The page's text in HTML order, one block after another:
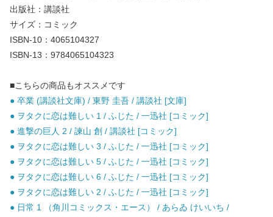
出版社：講談社
サイズ：コミック
ISBN-10：4065104327
ISBN-13：9784065104323
■こちらの商品もオススメです
● 卒業 (講談社文庫) / 東野 圭吾 / 講談社 [文庫]
● ヲタクに恋は難しい 1 / ふじた / 一迅社 [コミック]
● 進撃の巨人 2 / 諫山 創 / 講談社 [コミック]
● ヲタクに恋は難しい 3 / ふじた / 一迅社 [コミック]
● ヲタクに恋は難しい 5 / ふじた / 一迅社 [コミック]
● ヲタクに恋は難しい 6 / ふじた / 一迅社 [コミック]
● ヲタクに恋は難しい 2 / ふじた / 一迅社 [コミック]
● 日常 1 （角川コミックス・エース） / あらゐ けいいち /